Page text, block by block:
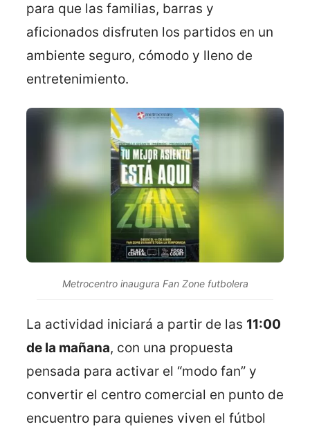
para que las familias, barras y
aficionados disfruten los partidos en un
ambiente seguro, cómodo y lleno de
entretenimiento.
Metrocentro inaugura Fan Zone futbolera
La actividad iniciará a partir de las 11:00
de la mañana, con una propuesta
pensada para activar el “modo fan” y
convertir el centro comercial en punto de
encuentro para quienes viven el fútbol